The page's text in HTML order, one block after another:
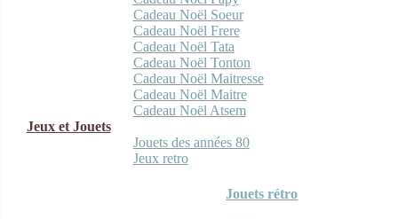
Cadeau Noël Soeur
Cadeau Noël Frere
Cadeau Noël Tata
Cadeau Noël Tonton
Cadeau Noël Maitresse
Cadeau Noël Maitre
Cadeau Noël Atsem
Jeux et Jouets
Jouets des années 80
Jeux retro
Jouets rétro